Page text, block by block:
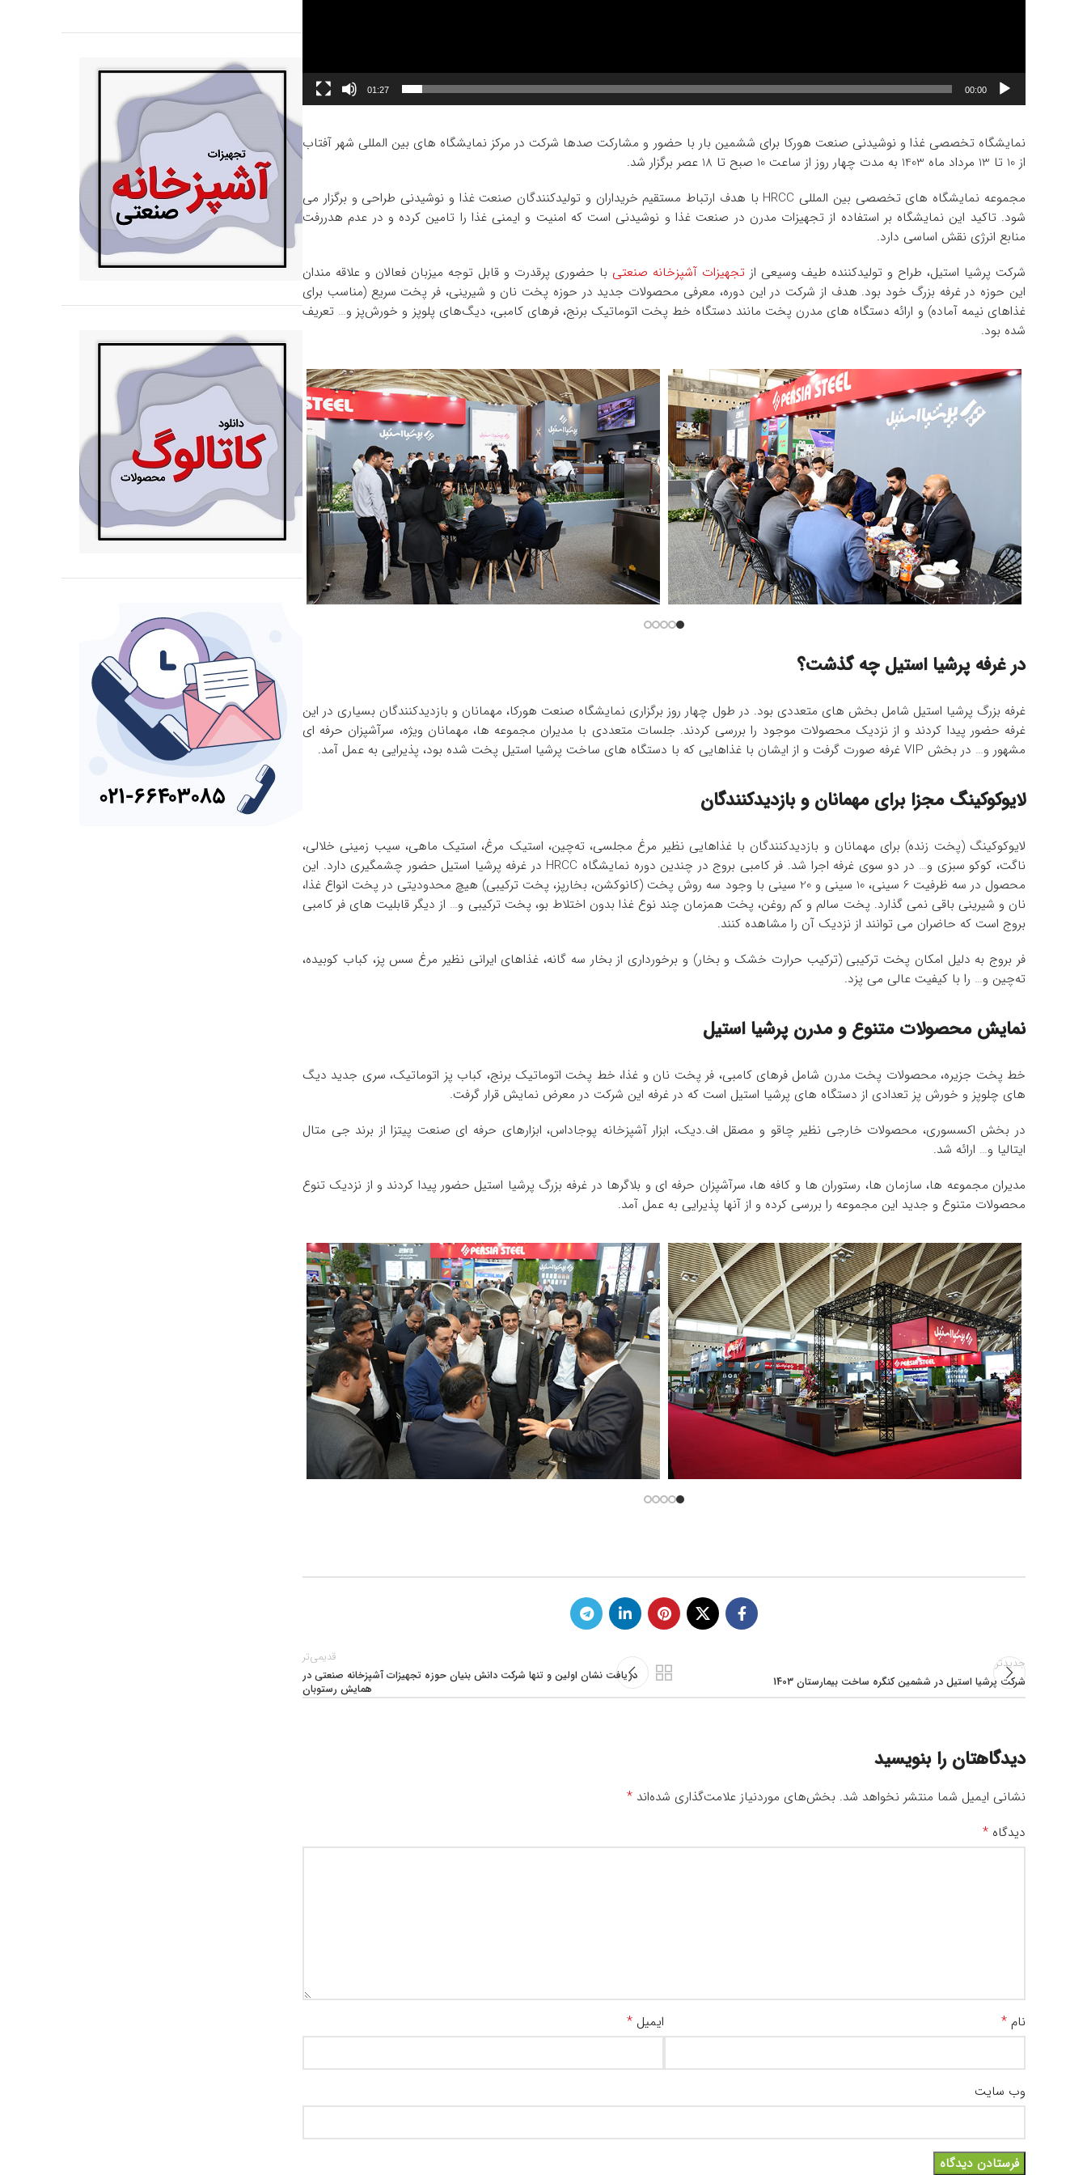
00:00
01:27
نمایشگاه تخصصی غذا و نوشیدنی صنعت هورکا برای ششمین بار با حضور و مشارکت صدها شرکت در مرکز نمایشگاه‌ های بین ‌المللی شهر آفتاب
از 10 تا 13 مرداد ماه 1403 به مدت چهار روز از ساعت 10 صبح تا 18 عصر برگزار شد.
مجموعه نمایشگاه ‌های تخصصی بین ‌المللی HRCC با هدف ارتباط مستقیم خریداران و تولیدکنندگان صنعت غذا و نوشیدنی طراحی و برگزار می
‌شود. تاکید این نمایشگاه بر استفاده از تجهیزات مدرن در صنعت غذا و نوشیدنی است که امنیت و ایمنی غذا را تامین کرده و در عدم هدررفت
منابع انرژی نقش اساسی دارد.
شرکت پرشیا استیل، طراح و تولیدکننده طیف وسیعی از تجهیزات آشپزخانه صنعتی با حضوری پرقدرت و قابل توجه میزبان فعالان و علاقه ‌مندان
این حوزه در غرفه بزرگ خود بود. هدف از شرکت در این دوره، معرفی محصولات جدید در حوزه پخت نان و شیرینی، فر پخت سریع (مناسب برای
غذاهای نیمه آماده) و ارائه دستگاه ‌های مدرن پخت مانند دستگاه خط پخت اتوماتیک برنج، فرهای کامبی، دیگ‌های پلوپز و خورش‌پز و… تعریف
شده بود.
در غرفه پرشیا استیل چه گذشت؟
غرفه بزرگ پرشیا استیل شامل بخش های متعددی بود. در طول چهار روز برگزاری نمایشگاه صنعت هورکا، مهمانان و بازدیدکنندگان بسیاری در این
غرفه حضور پیدا کردند و از نزدیک محصولات موجود را بررسی کردند. جلسات متعددی با مدیران مجموعه ها، مهمانان ویژه، سرآشپزان حرفه ای
مشهور و… در بخش VIP غرفه صورت گرفت و از ایشان با غذاهایی که با دستگاه های ساخت پرشیا استیل پخت شده بود، پذیرایی به عمل آمد.
لایوکوکینگ مجزا برای مهمانان و بازدیدکنندگان
لایوکوکینگ (پخت زنده) برای مهمانان و بازدیدکنندگان با غذاهایی نظیر مرغ مجلسی، ته‌چین، استیک مرغ، استیک ماهی، سیب ‌زمینی خلالی،
ناگت، کوکو سبزی و… در دو سوی غرفه اجرا شد. فر کامبی بروج در چندین دوره نمایشگاه HRCC در غرفه پرشیا استیل حضور چشمگیری دارد. این
محصول در سه ظرفیت 6 سینی، 10 سینی و 20 سینی با وجود سه روش پخت (کانوکشن، بخارپز، پخت ترکیبی) هیچ محدودیتی در پخت انواع غذا،
نان و شیرینی باقی نمی ‌گذارد. پخت سالم و کم روغن، پخت همزمان چند نوع غذا بدون اختلاط بو، پخت ترکیبی و… از دیگر قابلیت ‌های فر کامبی
بروج است که حاضران می ‌توانند از نزدیک آن را مشاهده کنند.
فر بروج به دلیل امکان پخت ترکیبی (ترکیب حرارت خشک و بخار) و برخورداری از بخار سه‌ گانه، غذاهای ایرانی نظیر مرغ سس‌ پز، کباب کوبیده،
ته‌چین و… را با کیفیت عالی می‌ پزد.
نمایش محصولات متنوع و مدرن پرشیا استیل
خط پخت جزیره، محصولات پخت مدرن شامل فرهای کامبی، فر پخت نان و غذا، خط پخت اتوماتیک برنج، کباب ‌پز اتوماتیک، سری جدید دیگ
‌های چلوپز و خورش ‌پز تعدادی از دستگاه های پرشیا استیل است که در غرفه این شرکت در معرض نمایش قرار گرفت.
در بخش اکسسوری، محصولات خارجی نظیر چاقو و مصقل اف.‌دیک، ابزار آشپزخانه پوجاداس، ابزارهای حرفه ‌ای صنعت پیتزا از برند جی ‌متال
ایتالیا و… ارائه شد.
مدیران مجموعه ‌ها، سازمان‌ ها، رستوران‌ ها و کافه ‌ها، سرآشپزان حرفه‌ ای و بلاگرها در غرفه بزرگ پرشیا استیل حضور پیدا کردند و از نزدیک تنوع
محصولات متنوع و جدید این مجموعه را بررسی کرده و از آنها پذیرایی به عمل آمد.
جدیدتر
شرکت پرشیا استیل در ششمین کنگره ساخت بیمارستان 1403
قدیمی‌تر
دریافت نشان اولین و تنها شرکت دانش بنیان حوزه تجهیزات آشپزخانه صنعتی در
همایش رستوبان
دیدگاهتان را بنویسید
نشانی ایمیل شما منتشر نخواهد شد. بخش‌های موردنیاز علامت‌گذاری شده‌اند *
دیدگاه *
نام * ایمیل *
وب‌ سایت